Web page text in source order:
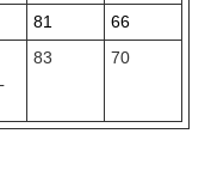
81
66
83 70